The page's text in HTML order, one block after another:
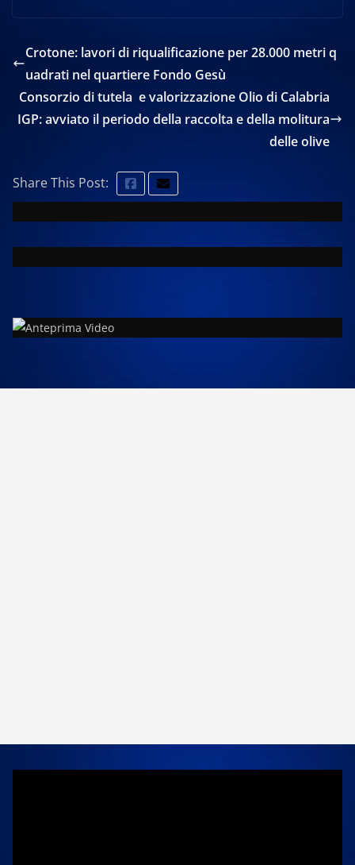
Crotone: lavori di riqualificazione per 28.000 metri q
uadrati nel quartiere Fondo Gesù
Consorzio di tutela e valorizzazione Olio di Calabria
IGP: avviato il periodo della raccolta e della molitura
delle olive
Share This Post: